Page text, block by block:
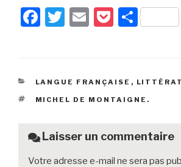
F
e
b
o
k
T
er
E
P
k
et
P
g
er
CATÉGORIES
LANGUE FRANÇAISE ,
ÉTIQUETTES
MICHEL DE MONTAIGNE.
Laisser un commentaire
Votre adresse e-mail ne sera pas